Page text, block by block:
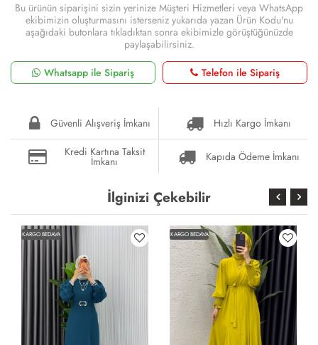
Bu ürünün siparişini sizin yerinize Müşteri Hizmetleri veya WhatsApp
ekibimizin oluşturmasını isterseniz yukarıda yazan Ürün Kodu'nu
aşağıdaki butonlara tıkladıktan sonra ekibimizle görüştüğünüzde
paylaşabilirsiniz.
Whatsapp ile Sipariş
Telefon ile Sipariş
Güvenli Alışveriş İmkanı
Hızlı Kargo İmkanı
Kredi Kartına Taksit
İmkanı Kapıda Ödeme İmkanı
İlginizi Çekebilir
KARGO BEDAVA KARGO BEDAVA